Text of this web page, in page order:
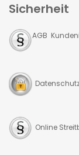
Sicherheit
AGB
Online